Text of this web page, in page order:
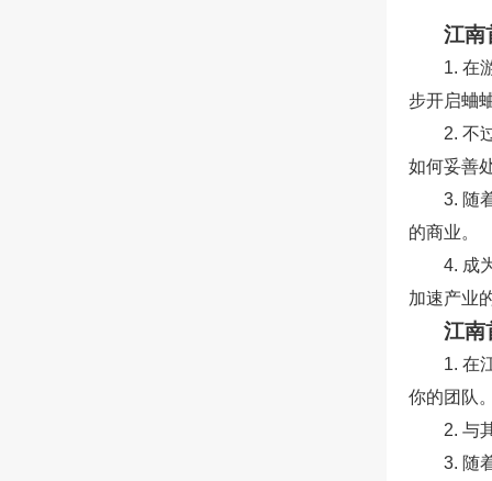
江南
1. 在
步开启蛐
2. 不
如何妥善
3. 随
的商业。
4. 成
加速产业
江南
1. 在
你的团队
2. 与
3. 随